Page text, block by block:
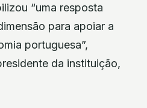
“uma resposta
para apoiar a
portuguesa”,
da instituição,